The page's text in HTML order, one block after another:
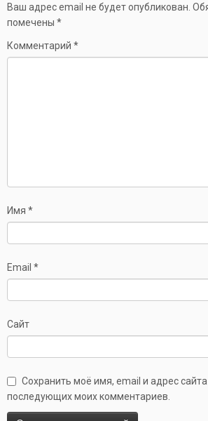
Ваш адрес email не будет опубликован.
помечены *
Комментарий *
Имя *
Email *
Сайт
Сохранить моё имя, email и адрес
последующих моих комментариев.